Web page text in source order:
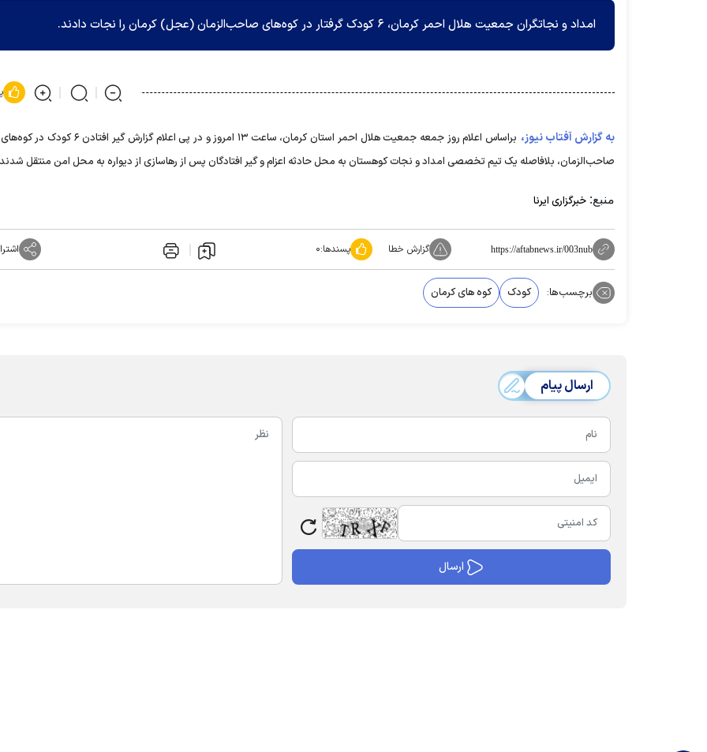
امداد و نجاتگران جمعیت هلال احمر کرمان، ۶ کودک گرفتار در کوه‌های صاحب‌الزمان (عجل) کرمان را نجات دادند.
به گزارش آفتاب نیوز،
براساس اعلام روز جمعه جمعیت هلال احمر استان کرمان، ساعت ۱۳ امروز و در پی
صاحب‌الزمان، بلافاصله یک تیم تخصصی امداد و نجات کوهستان به محل حادثه اعزام و گیر افتادگان پس از رهاسازی از دیواره به محل امن منتقل
منبع: خبرگزاری ایرنا
https://aftabnews.ir/003nub گزارش خطا پسندها:۰
برچسب‌ها: کودک کوه های کرمان
ارسال پیام